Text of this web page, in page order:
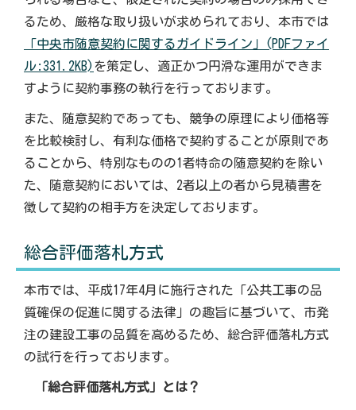
るため、厳格な取り扱いが求められており、本市では
「中央市随意契約に関するガイドライン」(PDFファイ
ル:331.2KB)を策定し、適正かつ円滑な運用ができま
すように契約事務の執行を行っております。
また、随意契約であっても、競争の原理により価格等
を比較検討し、有利な価格で契約することが原則であ
ることから、特別なものの1者特命の随意契約を除い
た、随意契約においては、2者以上の者から見積書を
徴して契約の相手方を決定しております。
総合評価落札方式
本市では、平成17年4月に施行された「公共工事の品
質確保の促進に関する法律」の趣旨に基づいて、市発
注の建設工事の品質を高めるため、総合評価落札方式
の試行を行っております。
「総合評価落札方式」とは？